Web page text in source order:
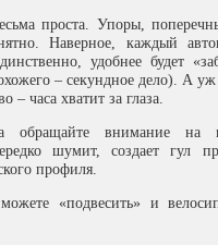
проста. Упоры,
Наверное, каждый
удобнее будет
– секундное дело). А уж
– часа хватит за глаза.
обращайте внимание на
шумит, создает гул
профиля.
«подвесить» и